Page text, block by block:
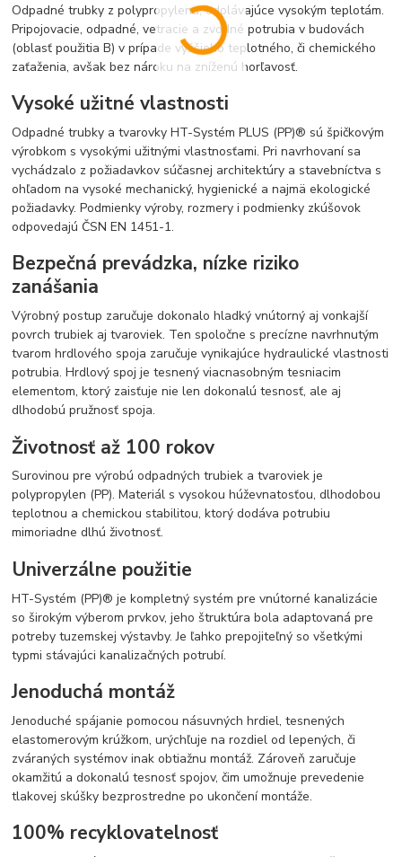
Odpadné trubky z polypropylenu, odolávajúce vysokým teplotám.
Pripojovacie, odpadné, vetracie a zvodné potrubia v budovách
(oblasť použitia B) v prípade vyššieho teplotného, či chemického
zaťaženia, avšak bez nároku na zníženú horľavosť.
Vysoké užitné vlastnosti
Odpadné trubky a tvarovky HT-Systém PLUS (PP)® sú špičkovým
výrobkom s vysokými užitnými vlastnosťami. Pri navrhovaní sa
vychádzalo z požiadavkov súčasnej architektúry a stavebníctva s
ohľadom na vysoké mechanický, hygienické a najmä ekologické
požiadavky. Podmienky výroby, rozmery i podmienky zkúšovok
odpovedajú ČSN EN 1451-1.
Bezpečná prevádzka, nízke riziko
zanášania
Výrobný postup zaručuje dokonalo hladký vnútorný aj vonkajší
povrch trubiek aj tvaroviek. Ten spoločne s precízne navrhnutým
tvarom hrdlového spoja zaručuje vynikajúce hydraulické vlastnosti
potrubia. Hrdlový spoj je tesnený viacnasobným tesniacim
elementom, ktorý zaisťuje nie len dokonalú tesnosť, ale aj
dlhodobú pružnosť spoja.
Životnosť až 100 rokov
Surovinou pre výrobú odpadných trubiek a tvaroviek je
polypropylen (PP). Materiál s vysokou húževnatosťou, dlhodobou
teplotnou a chemickou stabilitou, ktorý dodáva potrubiu
mimoriadne dlhú životnosť.
Univerzálne použitie
HT-Systém (PP)® je kompletný systém pre vnútorné kanalizácie
so širokým výberom prvkov, jeho štruktúra bola adaptovaná pre
potreby tuzemskej výstavby. Je ľahko prepojiteľný so všetkými
typmi stávajúci kanalizačných potrubí.
Jenoduchá montáž
Jenoduché spájanie pomocou násuvných hrdiel, tesnených
elastomerovým krúžkom, urýchľuje na rozdiel od lepených, či
zváraných systémov inak obtiažnu montáž. Zároveň zaručuje
okamžitú a dokonalú tesnosť spojov, čim umožnuje prevedenie
tlakovej skúšky bezprostredne po ukončení montáže.
100% recyklovatelnosť